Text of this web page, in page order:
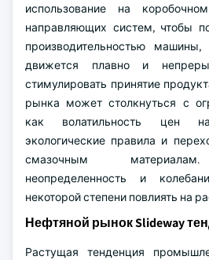
использование на
направляющих систем, чтобы
производительностью машины,
движется плавно и
стимулировать принятие
рынка может столкнуться с
как волатильность цен
экологические правила и
смазочным
неопределенность и
некоторой степени повлиять на
Нефтяной рынок Slideway
Растущая тенденция